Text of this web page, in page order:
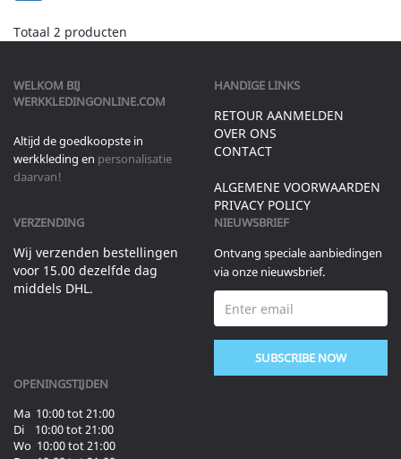
Totaal 2 producten
WELKOM BIJ
WERKKLEDINGONLINE.COM
Altijd de goedkoopste in
werkkleding en personalisatie
daarvan!
HANDIGE LINKS
RETOUR AANMELDEN
OVER ONS
CONTACT
ALGEMENE VOORWAARDEN
PRIVACY POLICY
VERZENDING
Wij verzenden bestellingen
voor 15.00 dezelfde dag
middels DHL.
NIEUWSBRIEF
Ontvang speciale aanbiedingen
via onze nieuwsbrief.
SUBSCRIBE NOW
OPENINGSTIJDEN
Ma 10:00 tot 21:00
Di 10:00 tot 21:00
Wo 10:00 tot 21:00